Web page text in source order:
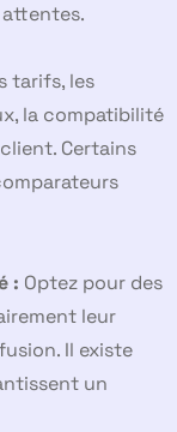
tarifs, les
la compatibilité
Certains
: Optez pour des
leur
Il existe
un